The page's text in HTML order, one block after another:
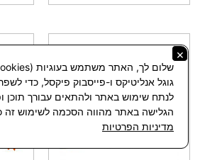
×
גוגל אנליטיקס ו-פייסבוק פיקסל, כדי
לנתח שימוש באתר ולהתאים עבורך תוכן
הגלישה באתר מהווה הסכמה לשימוש זה
מדיניות הפרטיות